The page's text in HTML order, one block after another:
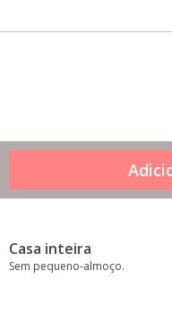
Casa inteira
Sem pequeno-almoço.